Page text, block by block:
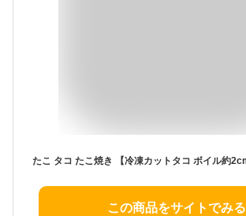
この商品をサイトでみる